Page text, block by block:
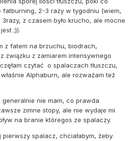
fatburning, 2-3 razy w tygodniu (wiem,
z czasem było krucho, ale mocne
;)).
z fatem na brzuchu, biodrach,
związku z zamiarem intensywnego
czytać o spalaczach tłuszczu,
Alphaburn, ale rozważam też
nie mam, co prawda
zimne stopy, ale nie wydaje mi
na branie któregos ze spalaczy.
pierwszy spalacz, chciałabym, żeby